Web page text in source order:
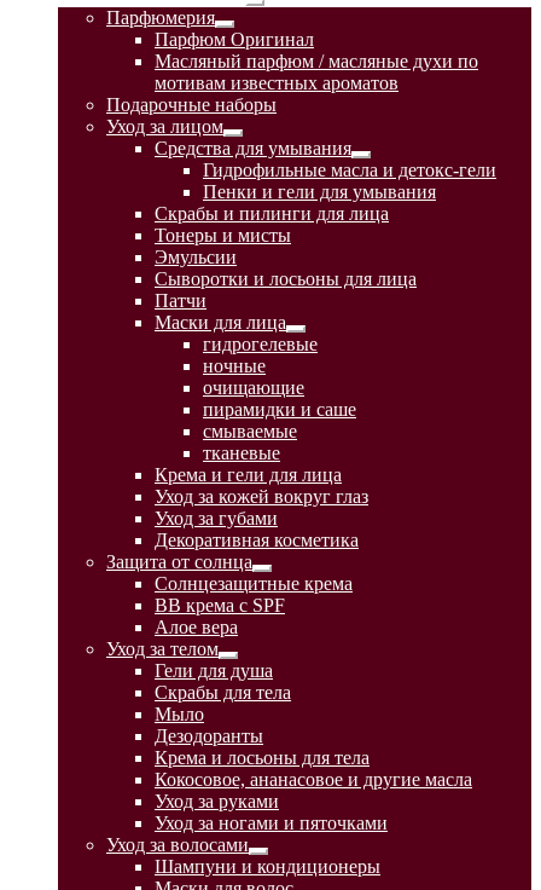
Развернутое
меню
Парфюмерия
Развернутое
вложенное
меню
Парфюм Оригинал
Масляный парфюм / масляные духи по
мотивам известных ароматов
Подарочные наборы
Уход за лицом
Развернутое
вложенное
меню
Средства для умывания
Развернутое
вложенное
меню
Гидрофильные масла и детокс-гели
Пенки и гели для умывания
Скрабы и пилинги для лица
Тонеры и мисты
Эмульсии
Сыворотки и лосьоны для лица
Патчи
Маски для лица
Развернутое
вложенное
гидрогелевые
ночные
очищающие
пирамидки и саше
смываемые
тканевые
Крема и гели для лица
Уход за кожей вокруг глаз
Уход за губами
Декоративная косметика
Защита от солнца
Развернутое
вложенное
меню
Солнцезащитные крема
BB крема с SPF
Алое вера
Уход за телом
Развернутое
вложенное
меню
Гели для душа
Скрабы для тела
Мыло
Дезодоранты
Крема и лосьоны для тела
Кокосовое, ананасовое и другие масла
Уход за руками
Уход за ногами и пяточками
Уход за волосами
Развернутое
вложенное
Шампуни и кондиционеры